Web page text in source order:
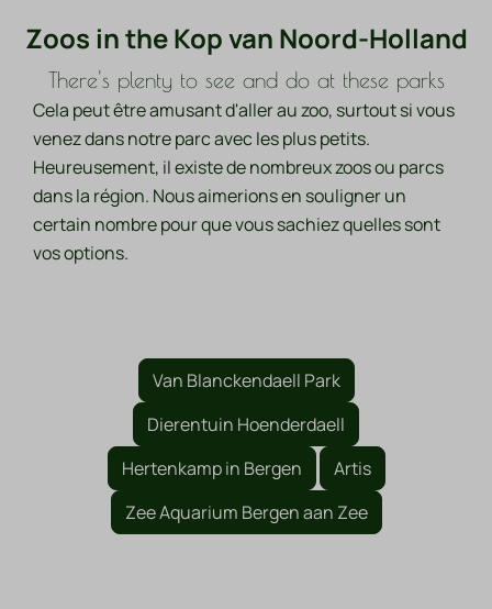
Zoos in the Kop van Noord-Holland
There's plenty to see and do at these parks
Cela peut être amusant d'aller au zoo, surtout si vous
venez dans notre parc avec les plus petits.
Heureusement, il existe de nombreux zoos ou parcs
dans la région. Nous aimerions en souligner un
certain nombre pour que vous sachiez quelles sont
vos options.
Van Blanckendaell Park
Dierentuin Hoenderdaell
Hertenkamp in Bergen
Artis
Zee Aquarium Bergen aan Zee